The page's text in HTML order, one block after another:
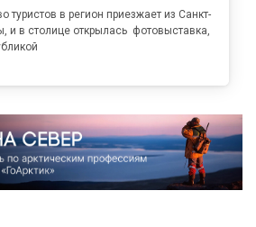
туристов в регион приезжает из Санкт-
и в столице открылась фотовыставка,